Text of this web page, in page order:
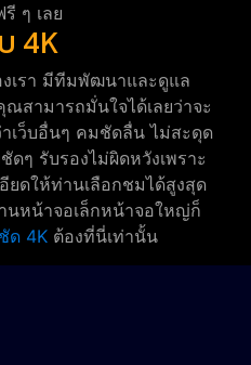
ๆ เลย
4K
เรา มีทีมพัฒนาและดูแล
สามารถมั่นใจได้เลยว่าจะ
ว็บอื่นๆ คมชัดลื่น ไม่สะดุด
ๆ รับรองไม่ผิดหวังเพราะ
ยดให้ท่านเลือกชมได้สูงสุด
นหน้าจอเล็กหน้าจอใหญ่ก็
ด 4K ต้องที่นี่เท่านั้น